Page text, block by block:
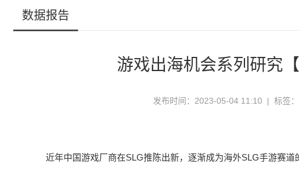
数据报告
游戏出海机会系列研究
发布时间：2023-05-04 11:10 | 标签：
近年中国游戏厂商在SLG推陈出新，逐渐成为海外SLG手游赛